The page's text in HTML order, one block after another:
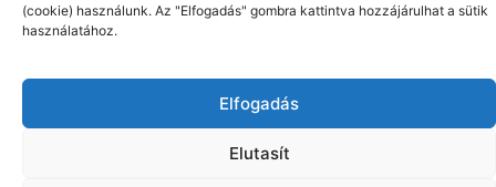
(cookie) használunk. Az "Elfogadás" gombra kattintva hozzájárulhat a sütik
használatához.
Elfogadás
Elutasít